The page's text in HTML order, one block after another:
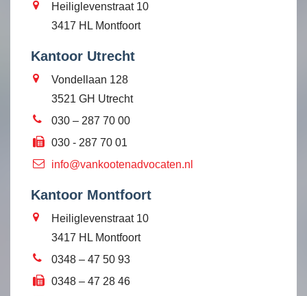
Heiliglevenstraat 10
3417 HL Montfoort
Kantoor Utrecht
Vondellaan 128
3521 GH Utrecht
030 – 287 70 00
030 - 287 70 01
info@vankootenadvocaten.nl
Kantoor Montfoort
Heiliglevenstraat 10
3417 HL Montfoort
0348 – 47 50 93
0348 – 47 28 46